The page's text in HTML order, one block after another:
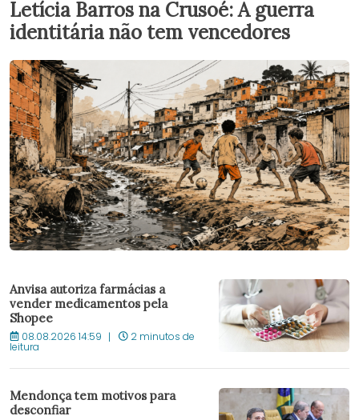
Letícia Barros na Crusoé: A guerra
identitária não tem vencedores
Anvisa autoriza farmácias a
vender medicamentos pela
Shopee
08.08.2026 14:59 2 minutos de
leitura
Mendonça tem motivos para
desconfiar